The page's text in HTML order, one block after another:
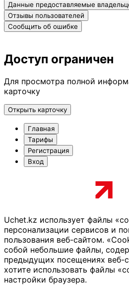
Данные предоставляемые
Отзывы пользователей
Сообщить об ошибке
Доступ ограничен
Для просмотра полной
карточку
Открыть карточку
Главная
Тарифы
Регистрация
Вход
Uchet.kz использует файлы
персонализации сервисов и
пользования веб-сайтом.
собой небольшие файлы,
предыдущих посещениях веб-
хотите использовать файлы
настройки браузера.